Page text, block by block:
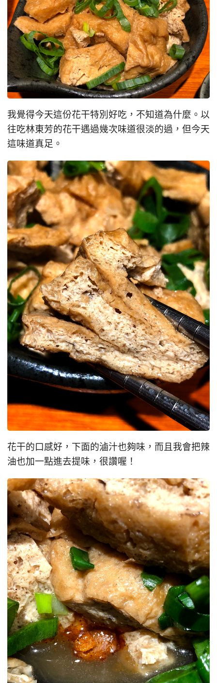
我覺得今天這份花干特別好吃，不知道為什麼。以
往吃林東芳的花干遇過幾次味道很淡的過，但今天
這味道真足。
花干的口感好，下面的滷汁也夠味，而且我會把辣
油也加一點進去提味，很讚喔！